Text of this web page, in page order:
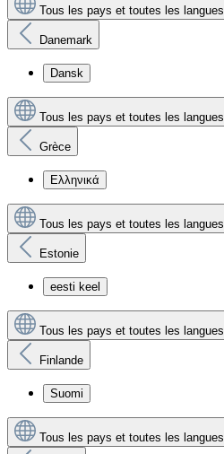
Tous les pays et toutes les langues
Danemark
Dansk
Tous les pays et toutes les langues
Grèce
Ελληνικά
Tous les pays et toutes les langues
Estonie
eesti keel
Tous les pays et toutes les langues
Finlande
Suomi
Tous les pays et toutes les langues